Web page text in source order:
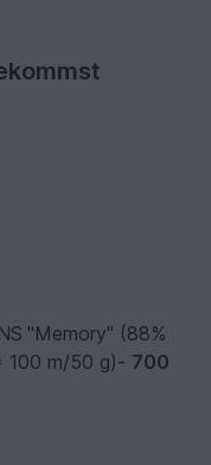
"Memory" (88%
100 m/50 g)- 700